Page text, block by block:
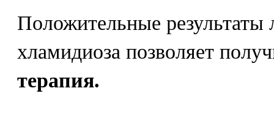
Положительные результаты
хламидиоза позволяет
терапия.